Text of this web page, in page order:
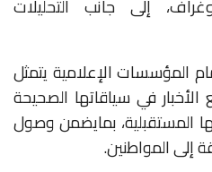
إلى جانب التحليلات
المؤسساتالإعلاميةيتمثل
الأخبار في سياقاتها الصحيحة
المستقبلية، بمايضمنوصول
إلىالمواطنين.